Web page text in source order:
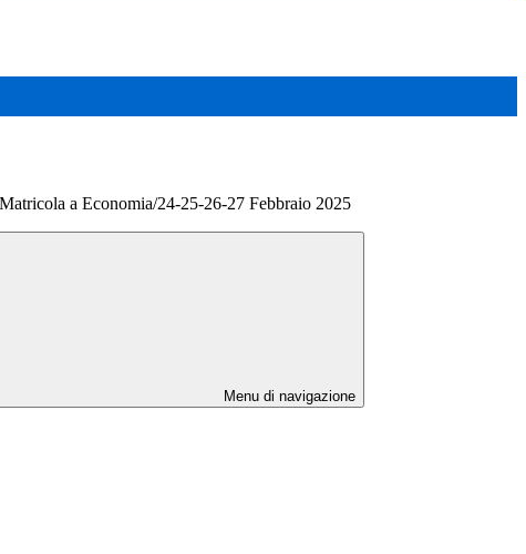
a Economia/24-25-26-27 Febbraio 2025
Menu di navigazione